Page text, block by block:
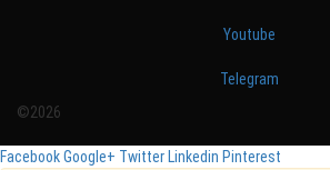
Youtube
Telegram
©2026
FacebookGoogle+ Twitter Linkedin Pinterest